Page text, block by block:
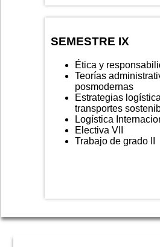
SEMESTRE IX
Ética y
Teorías
posmodernas
Estrategias
transportes
Logística
Electiva VII
Trabajo de grado II